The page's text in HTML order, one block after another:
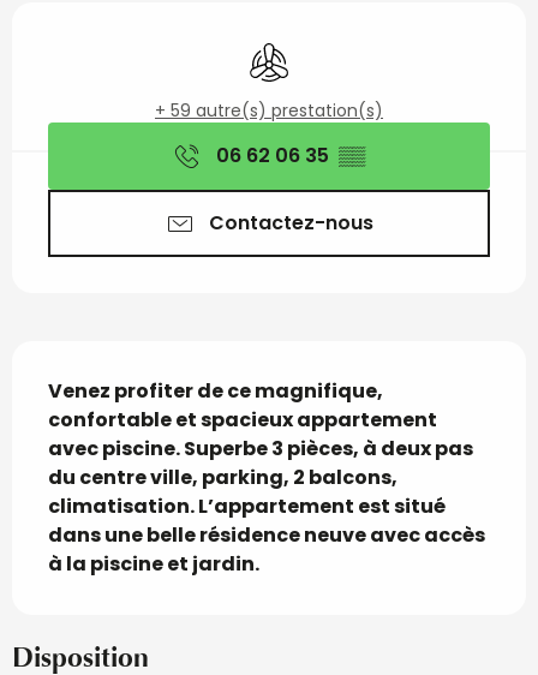
Ouverture et
Air conditionné
+ 59 autre(s) prestation(s)
06 62 06 35 ▒▒
Contactez-nous
Description
Venez profiter de ce magnifique,
confortable et spacieux appartement
avec piscine. Superbe 3 pièces, à deux pas
du centre ville, parking, 2 balcons,
climatisation. L’appartement est situé
dans une belle résidence neuve avec accès
à la piscine et jardin.
Disposition